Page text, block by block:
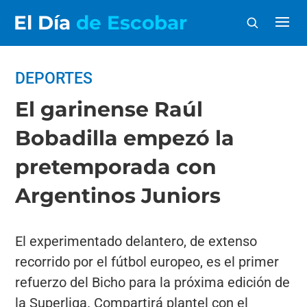
El Día de Escobar
DEPORTES
El garinense Raúl
Bobadilla empezó la
pretemporada con
Argentinos Juniors
El experimentado delantero, de extenso
recorrido por el fútbol europeo, es el primer
refuerzo del Bicho para la próxima edición de
la Superliga. Compartirá plantel con el